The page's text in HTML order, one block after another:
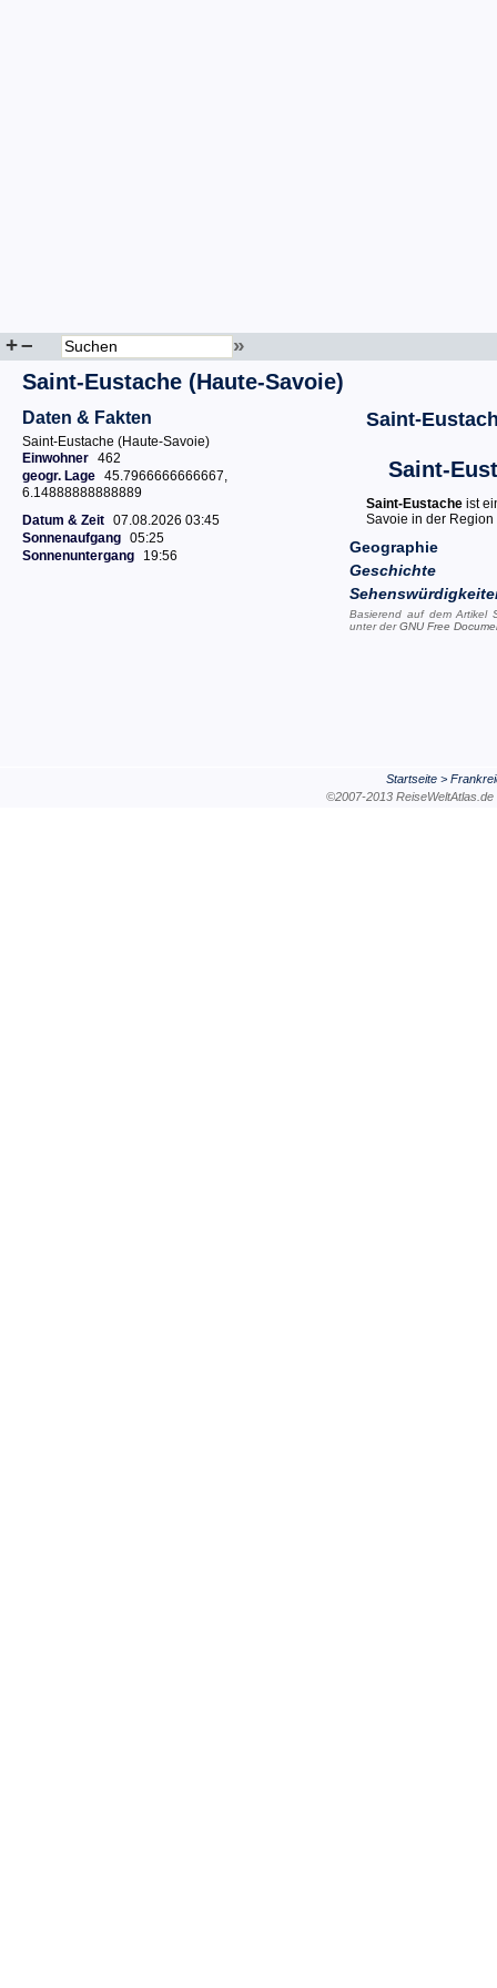
+– »
Saint-Eustache (Haute-Savoie)
Daten & Fakten
Saint-Eustache (Haute-Savoie)
Einwohner 462
geogr. Lage 45.7966666666667,
6.14888888888889
Datum & Zeit 07.08.2026 03:45
Sonnenaufgang 05:25
Sonnenuntergang
19:56
Saint-
Saint-
Saint-Eustache ist
Savoie in der Region
Geographie
Geschichte
Basierend auf dem Artikel
unter derGNU Free
Startseite >
©2007-2013